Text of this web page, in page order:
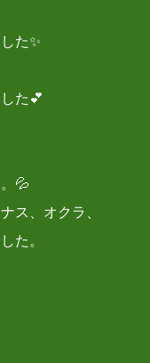
た✨
た💕
💦
ス、オクラ、
た。